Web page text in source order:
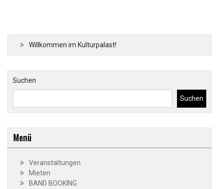
Willkommen im Kulturpalast!
Suchen
Suchen
Menü
Veranstaltungen
Mieten
BAND BOOKING